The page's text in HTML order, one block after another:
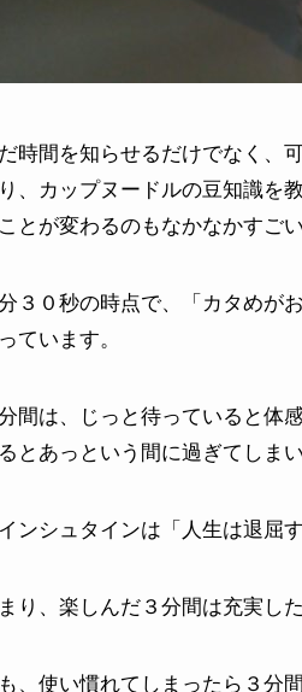
時間を知らせるだけでなく、
、カップヌードルの豆知識を
とが変わるのもなかなかすごい
３０秒の時点で、「カタめが
ています。
間は、じっと待っていると体
とあっという間に過ぎてしま
ンシュタインは「人生は退屈
り、楽しんだ３分間は充実し
、使い慣れてしまったら３分